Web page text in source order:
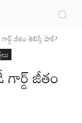
జీతం తెలిస్తే షాకే?
జీతం